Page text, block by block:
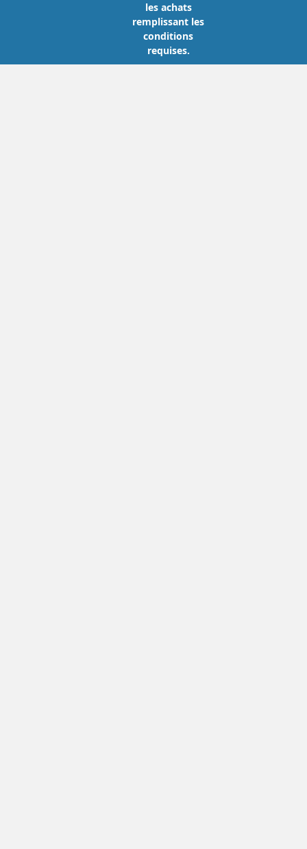
les achats
remplissant les
conditions
requises.